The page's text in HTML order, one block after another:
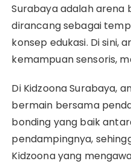
Surabaya adalah arena
dirancang sebagai
konsep edukasi. Di sini,
kemampuan sensoris,
Di Kidzoona Surabaya,
bermain bersama
bonding yang baik
pendampingnya,
Kidzoona yang